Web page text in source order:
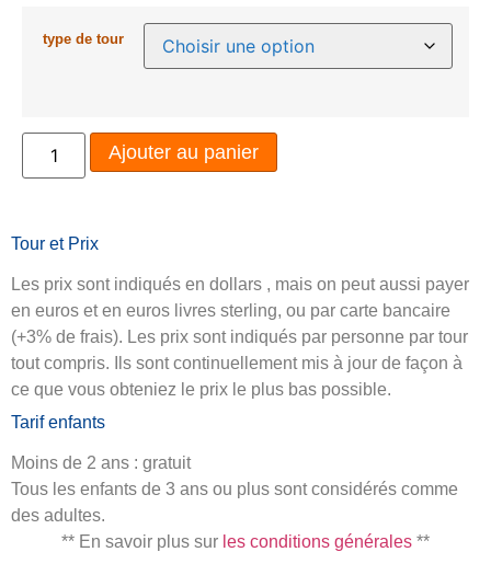
type de tour
Ajouter au panier
Tour et Prix
Les prix sont indiqués en dollars , mais on peut aussi payer
en euros et en euros livres sterling, ou par carte bancaire
(+3% de frais). Les prix sont indiqués par personne par tour
tout compris. Ils sont continuellement mis à jour de façon à
ce que vous obteniez le prix le plus bas possible.
Tarif enfants
Moins de 2 ans : gratuit
Tous les enfants de 3 ans ou plus sont considérés comme
des adultes.
** En savoir plus sur les conditions générales **